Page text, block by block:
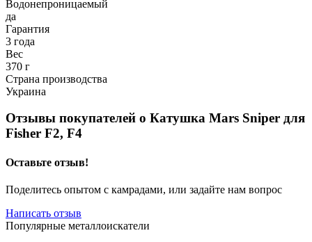
Водонепроницаемый
да
Гарантия
3 года
Вес
370 г
Страна производства
Украина
Отзывы покупателей о Катушка Mars Sniper для
Fisher F2, F4
Оставьте отзыв!
Поделитесь опытом с камрадами, или задайте нам вопрос
Написать отзыв
Популярные металлоискатели